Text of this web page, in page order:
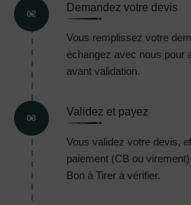
02
Demandez votre devis
Vous remplissez votre
échangez avec nous pour
avant validation.
03
Validez et payez
Vous validez votre devis,
paiement (CB ou
Bon à Tirer à vérifier.